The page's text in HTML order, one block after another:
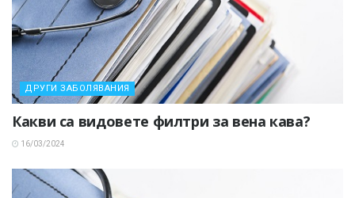
ДРУГИ ЗАБОЛЯВАНИЯ
Какви са видовете филтри за вена кава?
16/03/2024